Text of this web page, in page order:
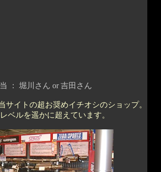
： 堀川さん or 吉田さん
イトの超お奨めイチオシのショップ。
ベルを遥かに超えています。